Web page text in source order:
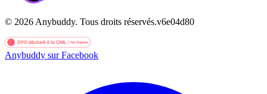
© 2026 Anybuddy. Tous droits réservés.v6e04d80
Anybuddy sur Facebook